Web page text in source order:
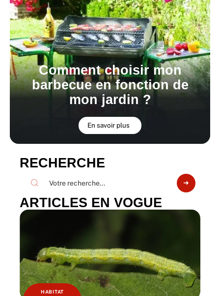
Comment choisir mon
barbecue en fonction de
mon jardin ?
En savoir plus
RECHERCHE
ARTICLES EN VOGUE
HABITAT